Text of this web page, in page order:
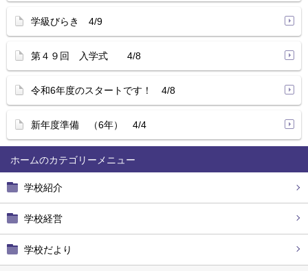
ホーム
学校紹介
学校経営
学校だより
学級びらき 4/9
第４９回 入学式 4/8
令和6年度のスタートです！ 4/8
新年度準備 （6年） 4/4